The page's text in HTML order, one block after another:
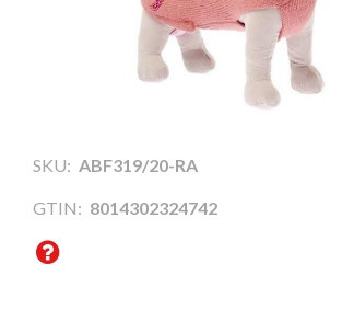
SKU: ABF319/20-RA
GTIN: 8014302324742